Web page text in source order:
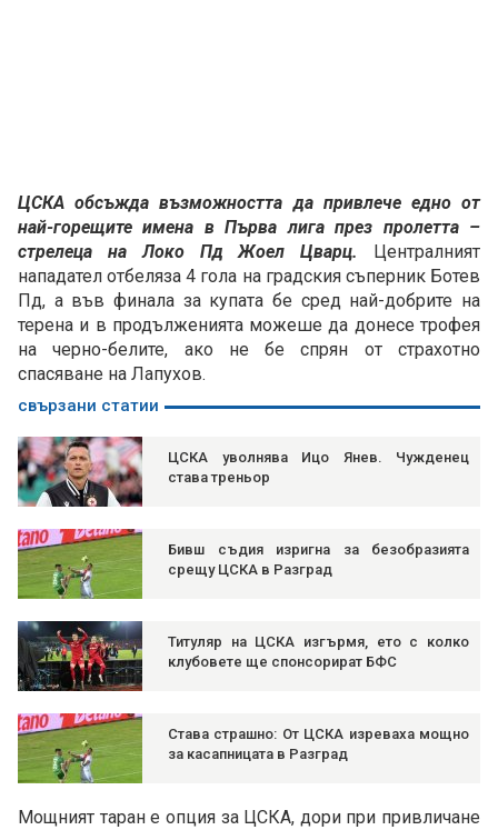
ЦСКА обсъжда възможността да привлече едно от
най-горещите имена в Първа лига през пролетта –
стрелеца на Локо Пд Жоел Цварц. Централният
нападател отбеляза 4 гола на градския съперник Ботев
Пд, а във финала за купата бе сред най-добрите на
терена и в продълженията можеше да донесе трофея
на черно-белите, ако не бе спрян от страхотно
спасяване на Лапухов.
свързани статии
ЦСКА уволнява Ицо Янев. Чужденец
става треньор
Бивш съдия изригна за безобразията
срещу ЦСКА в Разград
Титуляр на ЦСКА изгърмя, ето с колко
клубовете ще спонсорират БФС
Става страшно: От ЦСКА изреваха мощно
за касапницата в Разград
Мощният таран е опция за ЦСКА, дори при привличане